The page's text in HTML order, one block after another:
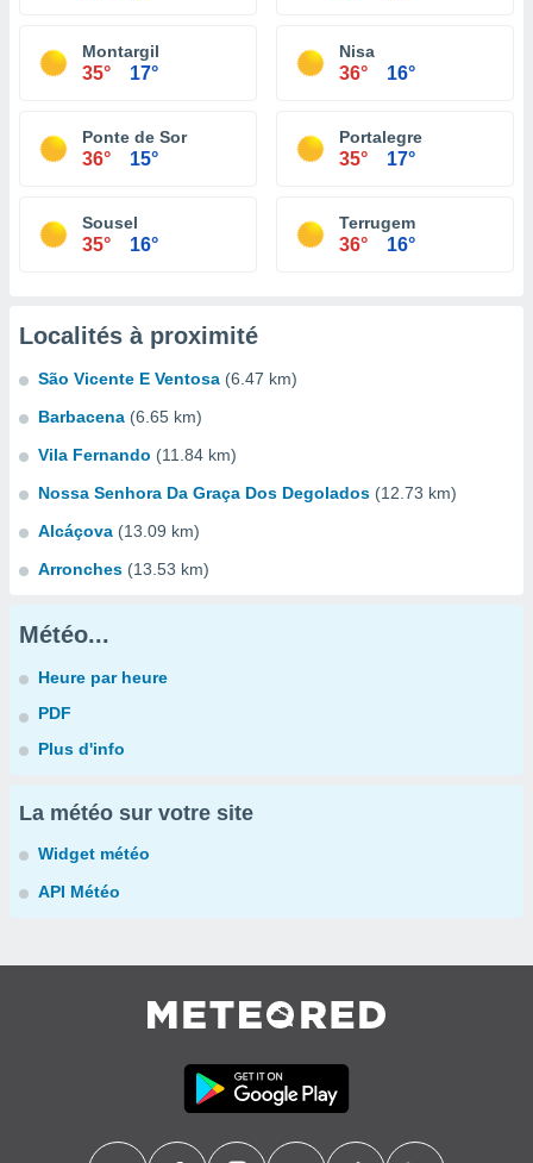
Montargil
35° 17°
Nisa
36° 16°
Ponte de Sor
36° 15°
Portalegre
35° 17°
Sousel
35° 16°
Terrugem
36° 16°
Localités à proximité
São Vicente E Ventosa (6.47 km)
Barbacena (6.65 km)
Vila Fernando (11.84 km)
Nossa Senhora Da Graça Dos Degolados (12.73 km)
Alcáçova (13.09 km)
Arronches (13.53 km)
Météo...
Heure par heure
PDF
Plus d'info
La météo sur votre site
Widget météo
API Météo